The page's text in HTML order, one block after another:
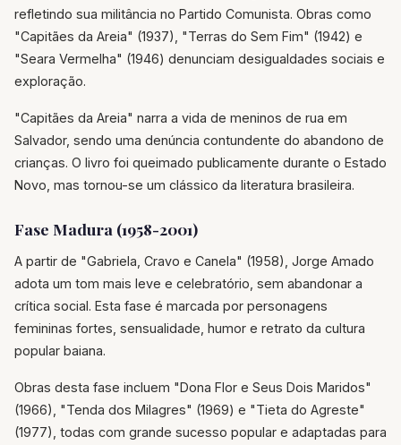
refletindo sua militância no Partido Comunista. Obras como
"Capitães da Areia" (1937), "Terras do Sem Fim" (1942) e
"Seara Vermelha" (1946) denunciam desigualdades sociais e
exploração.
"Capitães da Areia" narra a vida de meninos de rua em
Salvador, sendo uma denúncia contundente do abandono de
crianças. O livro foi queimado publicamente durante o Estado
Novo, mas tornou-se um clássico da literatura brasileira.
Fase Madura (1958-2001)
A partir de "Gabriela, Cravo e Canela" (1958), Jorge Amado
adota um tom mais leve e celebratório, sem abandonar a
crítica social. Esta fase é marcada por personagens
femininas fortes, sensualidade, humor e retrato da cultura
popular baiana.
Obras desta fase incluem "Dona Flor e Seus Dois Maridos"
(1966), "Tenda dos Milagres" (1969) e "Tieta do Agreste"
(1977), todas com grande sucesso popular e adaptadas para